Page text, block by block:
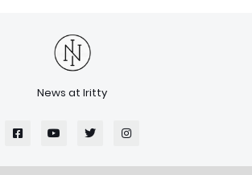
News at Iritty